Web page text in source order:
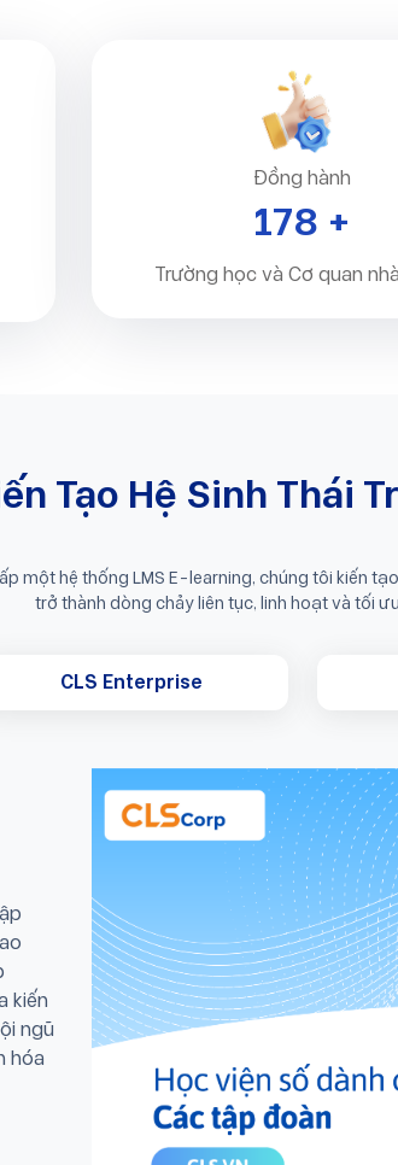
Đồng hành
200 +
Trường học và Cơ quan
Tạo Hệ Sinh Thái
một hệ thống LMS E-learning, chúng tôi kiến
trở thành dòng chảy liên tục, linh hoạt và tối
CLS Enterprise
kiến
ngũ
hóa